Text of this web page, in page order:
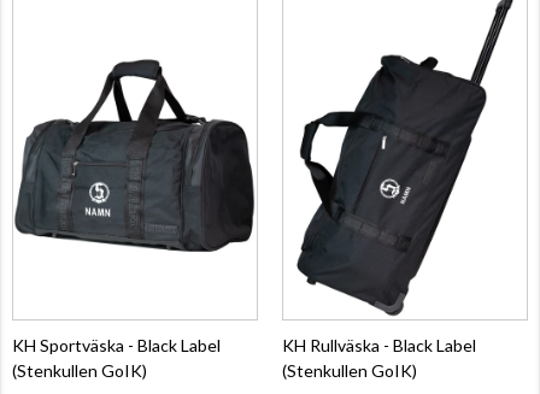
KH Sportväska - Black Label
(Stenkullen GoIK)
KH Rullväska - Black Label
(Stenkullen GoIK)